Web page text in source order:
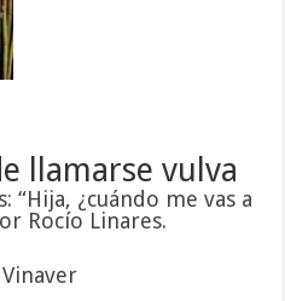
llamarse vulva
“Hija, ¿cuándo me vas a
Rocío Linares.
Vinaver